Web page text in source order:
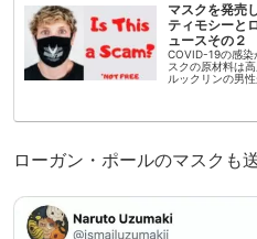
マスクを発売
ティモシーと
ュースその２
COVID-19の感染
スクの原材料は
ルックリンの男
り上げていた容
ローガン・ポールのマスクも